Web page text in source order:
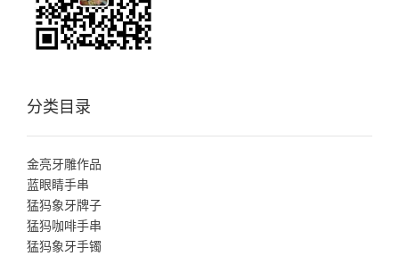
分类目录
金亮牙雕作品
蓝眼睛手串
猛犸象牙牌子
猛犸咖啡手串
猛犸象牙手镯